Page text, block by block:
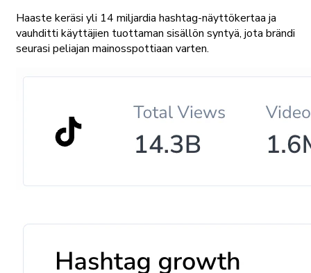
Haaste keräsi yli 14 miljardia hashtag-näyttökertaa ja
vauhditti käyttäjien tuottaman sisällön syntyä, jota brändi
seurasi peliajan mainosspottiaan varten.